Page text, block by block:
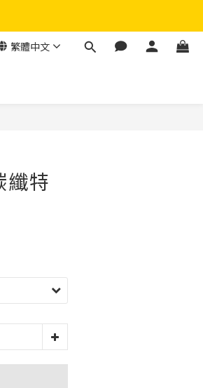
繁體中文
纖特